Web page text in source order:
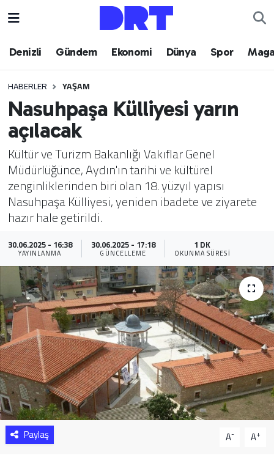
Denizli Gündem Ekonomi Dünya Spor
HABERLER YAŞAM
Nasuhpaşa Külliyesi yarın
açılacak
Kültür ve Turizm Bakanlığı Vakıflar Genel
Müdürlüğünce, Aydın'ın tarihi ve kültürel
zenginliklerinden biri olan 18. yüzyıl yapısı
Nasuhpaşa Külliyesi, yeniden ibadete ve ziyarete
hazır hale getirildi.
30.06.2025 - 16:38
YAYINLANMA
30.06.2025 - 17:18
GÜNCELLEME
1 DK
OKUNMA SÜRESI
Paylaş A- A+
Denizli
Ekonomi
Dünya
Spor
Magazin
Yaşam
Sağlık
Yazarlar
Resmi İlan
Resmi Reklam
Hava Durumu
Puan Durumu ve Fikstür
Tüm Manşetler
Son Dakika Haberleri
Haber Arşivi